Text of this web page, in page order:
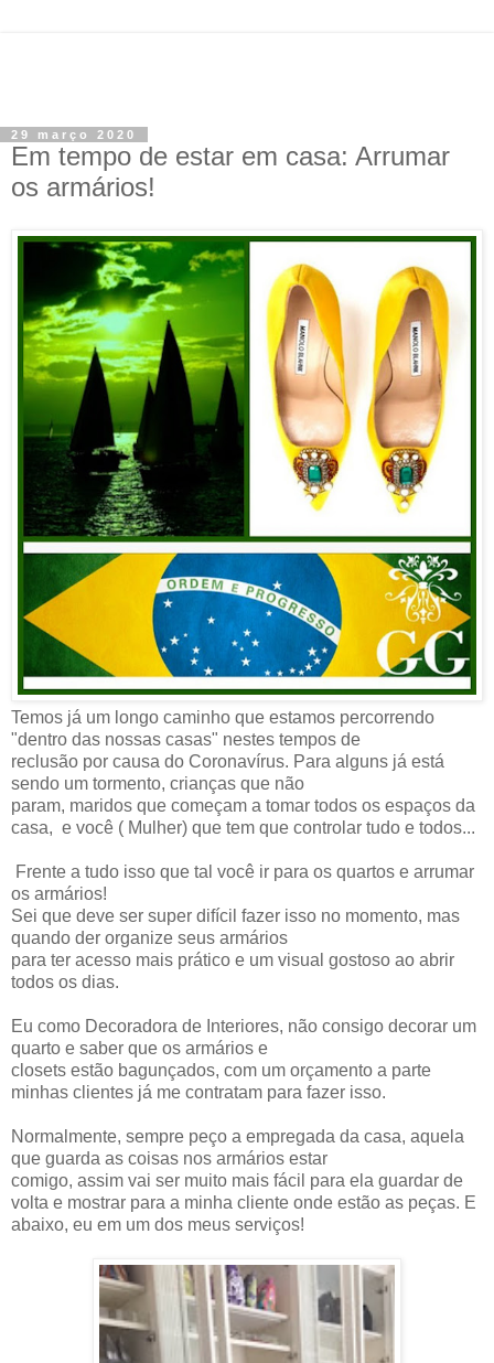
29 março 2020
Em tempo de estar em casa: Arrumar
os armários!
Temos já um longo caminho que estamos percorrendo
"dentro das nossas casas" nestes tempos de
reclusão por causa do Coronavírus. Para alguns já está
sendo um tormento, crianças que não
param, maridos que começam a tomar todos os espaços da
casa, e você ( Mulher) que tem que controlar tudo e todos...
Frente a tudo isso que tal você ir para os quartos e arrumar
os armários!
Sei que deve ser super difícil fazer isso no momento, mas
quando der organize seus armários
para ter acesso mais prático e um visual gostoso ao abrir
todos os dias.
Eu como Decoradora de Interiores, não consigo decorar um
quarto e saber que os armários e
closets estão bagunçados, com um orçamento a parte
minhas clientes já me contratam para fazer isso.
Normalmente, sempre peço a empregada da casa, aquela
que guarda as coisas nos armários estar
comigo, assim vai ser muito mais fácil para ela guardar de
volta e mostrar para a minha cliente onde estão as peças. E
abaixo, eu em um dos meus serviços!